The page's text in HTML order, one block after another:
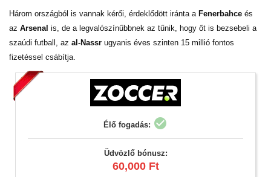
Három országból is vannak kérői, érdeklődött iránta a Fenerbahce és
az Arsenal is, de a legvalószínűbbnek az tűnik, hogy őt is bezsebeli a
szaúdi futball, az al-Nassr ugyanis éves szinten 15 millió fontos
fizetéssel csábítja.
Élő fogadás: check_circle
Üdvözlő bónusz:
60,000 Ft